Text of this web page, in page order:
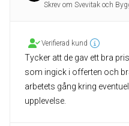
Skrev om Svevitak och
Verifierad kund
Tycker att de gav ett bra
som ingick i offerten och
arbetets gång kring
upplevelse.